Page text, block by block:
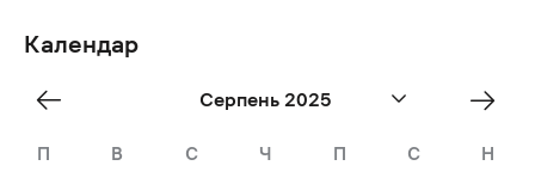
Календар
Серпень 2025
П В С Ч П С Н
«
Jul
Sep
»